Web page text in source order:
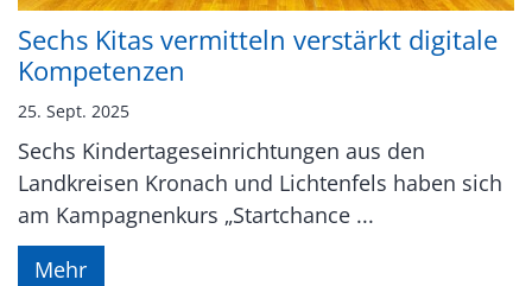
Sechs Kitas vermitteln verstärkt digitale
Kompetenzen
25. Sept. 2025
Sechs Kindertageseinrichtungen aus den
Landkreisen Kronach und Lichtenfels haben sich
am Kampagnenkurs „Startchance ...
Mehr